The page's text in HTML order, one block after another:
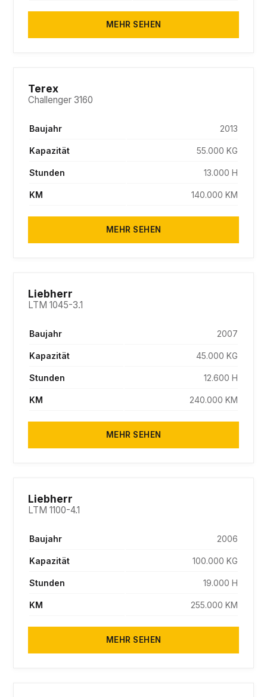
MEHR SEHEN
Terex
Challenger 3160
Baujahr 2013
Kapazität 55.000 KG
Stunden 13.000 H
KM 140.000 KM
MEHR SEHEN
Liebherr
LTM 1045-3.1
Baujahr 2007
Kapazität 45.000 KG
Stunden 12.600 H
KM 240.000 KM
MEHR SEHEN
Liebherr
LTM 1100-4.1
Baujahr 2006
Kapazität 100.000 KG
Stunden 19.000 H
KM 255.000 KM
MEHR SEHEN